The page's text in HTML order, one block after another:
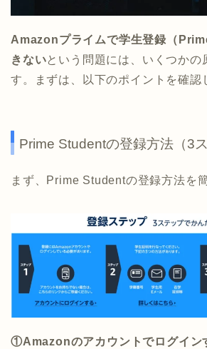
Amazonプライムで学生登録（
きないという問題には、いくつかの
す。まずは、以下のポイントを確認
Prime Studentの登録方法（3ス
まず、Prime Studentの登録方法を
①Amazonのアカウントでログイン